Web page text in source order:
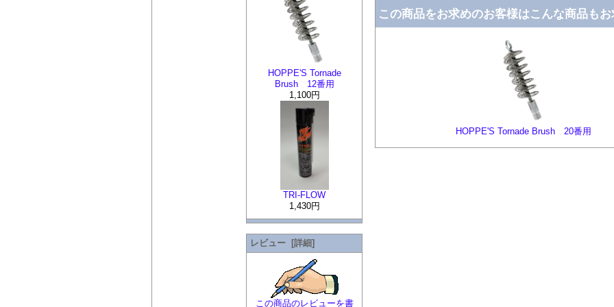
HOPPE'S Tornade
Brush 12番用
1,100円
TRI-FLOW
1,430円
レビュー [詳細]
この商品のレビューを書
この商品をお求めのお客様はこんな商品もお
HOPPE'S Tornade Brush 20番用